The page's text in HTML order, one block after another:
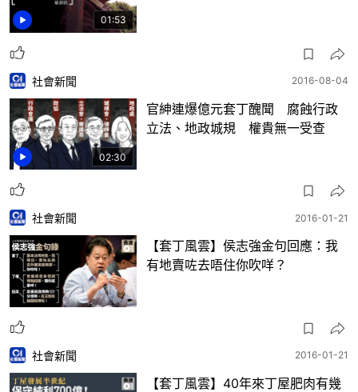
01:53
02:30
社會新聞 2016-08-04
官紳連爆億元套丁醜聞 腐蝕行政
立法、地政城規 權貴無一受查
社會新聞 2016-01-21
【套丁風雲】侯志強金句回應：我
有地賣咗去唔住你吹咩？
社會新聞 2016-01-21
【套丁風雲】40年來丁屋肥肉有幾